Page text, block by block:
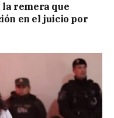
la remera que
en el juicio por